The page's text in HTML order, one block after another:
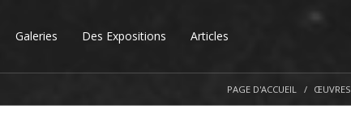
Galeries Des Expositions Articles
PAGE D'ACCUEIL ŒUVRES